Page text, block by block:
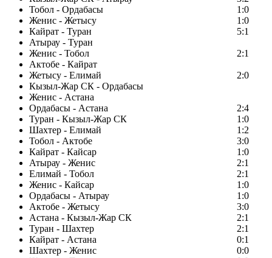
Тобол - Ордабасы
1:0
Женис - Жетысу
1:0
Кайрат - Туран
5:1
Атырау - Туран
Женис - Тобол
2:1
Актобе - Кайрат
Жетысу - Елимай
2:0
Кызыл-Жар СК - Ордабасы
Женис - Астана
Ордабасы - Астана
2:4
Туран - Кызыл-Жар СК
1:0
Шахтер - Елимай
1:2
Тобол - Актобе
3:0
Кайрат - Кайсар
1:0
Атырау - Женис
2:1
Елимай - Тобол
2:1
Женис - Кайсар
1:0
Ордабасы - Атырау
1:0
Актобе - Жетысу
3:0
Астана - Кызыл-Жар СК
2:1
Туран - Шахтер
2:1
Кайрат - Астана
0:1
Шахтер - Женис
0:0